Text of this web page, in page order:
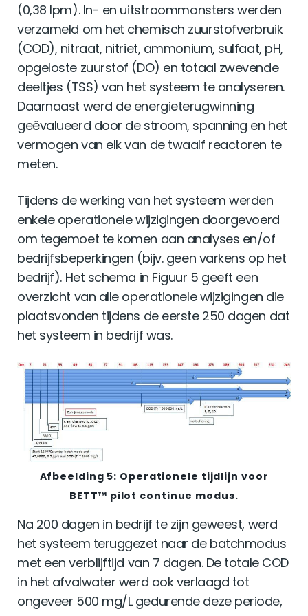
(0,38 lpm). In- en uitstroommonsters werden
verzameld om het chemisch zuurstofverbruik
(COD), nitraat, nitriet, ammonium, sulfaat, pH,
opgeloste zuurstof (DO) en totaal zwevende
deeltjes (TSS) van het systeem te analyseren.
Daarnaast werd de energieterugwinning
geëvalueerd door de stroom, spanning en het
vermogen van elk van de twaalf reactoren te
meten.
Tijdens de werking van het systeem werden
enkele operationele wijzigingen doorgevoerd
om tegemoet te komen aan analyses en/of
bedrijfsbeperkingen (bijv. geen varkens op het
bedrijf). Het schema in Figuur 5 geeft een
overzicht van alle operationele wijzigingen die
plaatsvonden tijdens de eerste 250 dagen dat
het systeem in bedrijf was.
Afbeelding 5: Operationele tijdlijn voor
BETT™ pilot continue modus.
Na 200 dagen in bedrijf te zijn geweest, werd
het systeem teruggezet naar de batchmodus
met een verblijftijd van 7 dagen. De totale COD
in het afvalwater werd ook verlaagd tot
ongeveer 500 mg/L gedurende deze periode,